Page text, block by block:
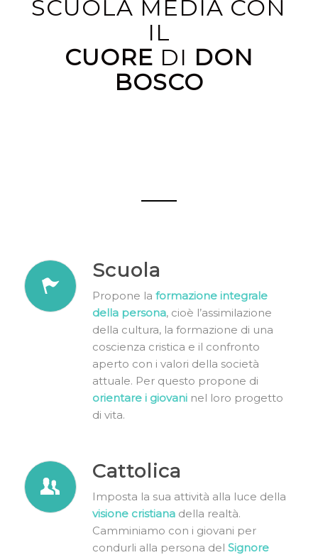
SCUOLA MEDIA CON
IL
CUORE DI DON
BOSCO
Scuola
Propone la formazione integrale
della persona, cioè l’assimilazione
della cultura, la formazione di una
coscienza cristica e il confronto
aperto con i valori della società
attuale. Per questo propone di
orientare i giovaninel loro progetto
di vita.
Cattolica
Imposta la sua attività alla luce della
visione cristianadella realtà.
Camminiamo con i giovani per
condurli alla persona del Signore